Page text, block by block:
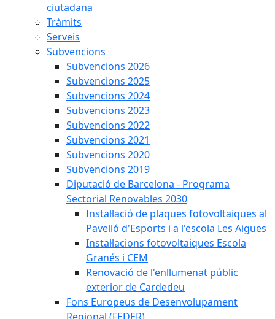
ciutadana
Tràmits
Serveis
Subvencions
Subvencions 2026
Subvencions 2025
Subvencions 2024
Subvencions 2023
Subvencions 2022
Subvencions 2021
Subvencions 2020
Subvencions 2019
Diputació de Barcelona - Programa
Sectorial Renovables 2030
Instal·lació de plaques fotovoltaiques al
Pavelló d'Esports i a l'escola Les Aigües
Instal·lacions fotovoltaiques Escola
Granés i CEM
Renovació de l'enllumenat públic
exterior de Cardedeu
Fons Europeus de Desenvolupament